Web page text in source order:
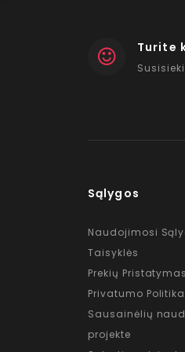
Turite
Sąlygos
Naudojimosi
Taisyklės
Prekių Pristatymas
Privatumo Politika
Sausainėlių
projekte